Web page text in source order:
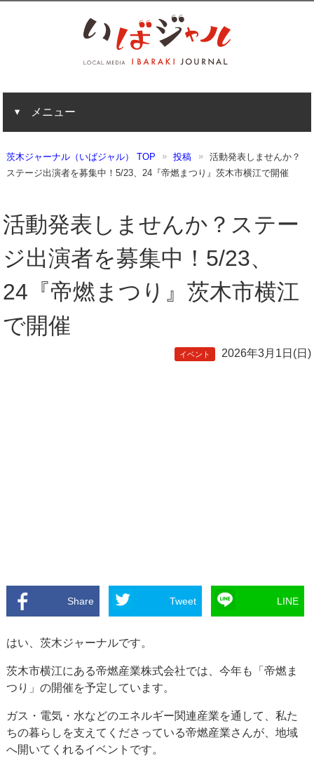
メニュー
茨木ジャーナル（いばジャル） TOP 投稿
活動発表しませんか？
ステージ出演者を募集中！5/23、24『帝燃まつり』茨木市横江で開催
活動発表しませんか？ステー
ジ出演者を募集中！5/23、
24『帝燃まつり』茨木市横江
で開催
イベント 2026年3月1日(日)
Share Tweet LINE
はい、茨木ジャーナルです。
茨木市横江にある帝燃産業株式会社では、今年も「帝燃ま
つり」の開催を予定しています。
ガス・電気・水などのエネルギー関連産業を通して、私た
ちの暮らしを支えてくださっている帝燃産業さんが、地域
へ開いてくれるイベントです。